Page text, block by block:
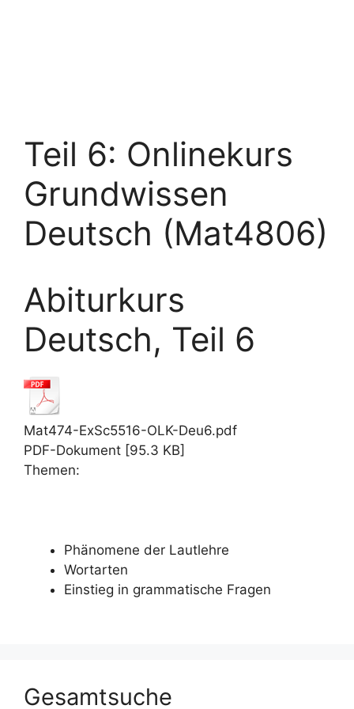
Teil 6: Onlinekurs
Grundwissen
Deutsch (Mat4806)
Abiturkurs
Deutsch, Teil 6
Mat474-ExSc5516-OLK-Deu6.pdf
PDF-Dokument [95.3 KB]
Themen:
Phänomene der Lautlehre
Wortarten
Einstieg in grammatische Fragen
Gesamtsuche